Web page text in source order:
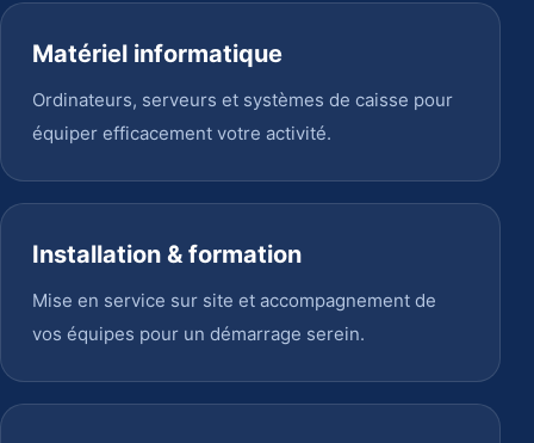
Matériel informatique
Ordinateurs, serveurs et systèmes de caisse pour
équiper efficacement votre activité.
Installation & formation
Mise en service sur site et accompagnement de
vos équipes pour un démarrage serein.